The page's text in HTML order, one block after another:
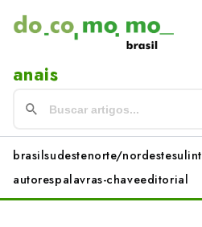
anais
brasilsudestenorte/nordestesulint
autorespalavras-chaveeditorial